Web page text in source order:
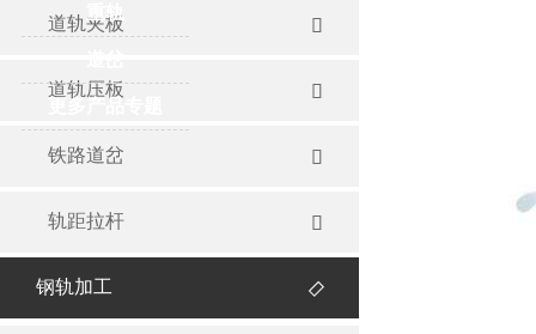
道轨夹板 
道轨压板 
铁路道岔 
轨距拉杆 
钢轨加工 
重轨
更多产品专题